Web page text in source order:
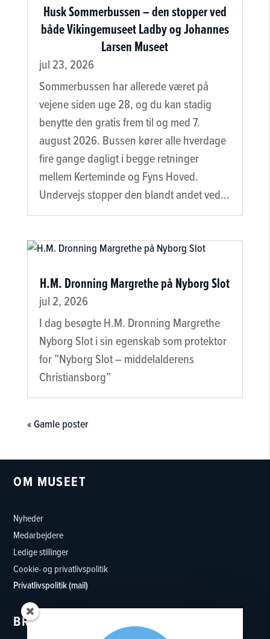
Husk Sommerbussen – den stopper ved
både Vikingemuseet Ladby og Johannes
Larsen Museet
jul 23, 2026
Sommerbussen har allerede været på
vejene siden uge 28, og du kan stadig
benytte den gratis frem til og med 7.
august 2026. Bussen kører alle hverdage
fire gange dagligt i begge retninger
mellem Kerteminde og Fyns Hoved.
Undervejs stopper den blandt andet ved...
H.M. Dronning Margrethe på Nyborg Slot
jul 2, 2026
I dag besøgte H.M. Dronning Margrethe
Nyborg Slot i sin egenskab som protektor
for ”Nyborg Slot – middelalderens
Christiansborg”
« Gamle poster
OM MUSEET
Nyheder
Medarbejdere
Ledige stillinger
Cookie- og privatlivspolitik
Privatlivspolitik (mail)
BRUG MUSEET